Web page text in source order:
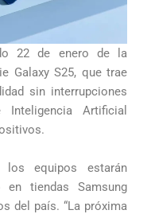
22 de enero de la
Galaxy S25, que trae
sin interrupciones
Artificial
equipos estarán
en tiendas Samsung
del país. “La próxima